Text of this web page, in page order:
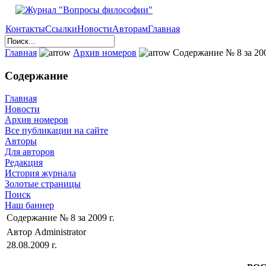
КонтактыСсылкиНовостиАвторамГлавная
Главная Архив номеров Cодержание № 8 за
Содержание
Главная
Новости
Архив номеров
Все публикации на сайте
Авторы
Для авторов
Редакция
История журнала
Золотые страницы
Поиск
Наш баннер
Cодержание № 8 за 2009 г.
Автор Administrator
28.08.2009 г.